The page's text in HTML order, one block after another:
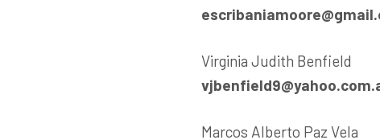
Virginia Judith Benfield
Marcos Alberto Paz Vela